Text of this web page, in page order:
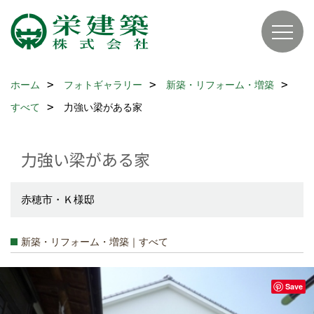
ホーム フォトギャラリー
新築・リフォーム・増築
すべて
力強い梁がある家
力強い梁がある家
赤穂市・Ｋ様邸
新築・リフォーム・増築｜すべて
Save